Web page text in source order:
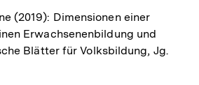
(2019): Dimensionen einer
Erwachsenenbildung und
Blätter für Volksbildung, Jg.